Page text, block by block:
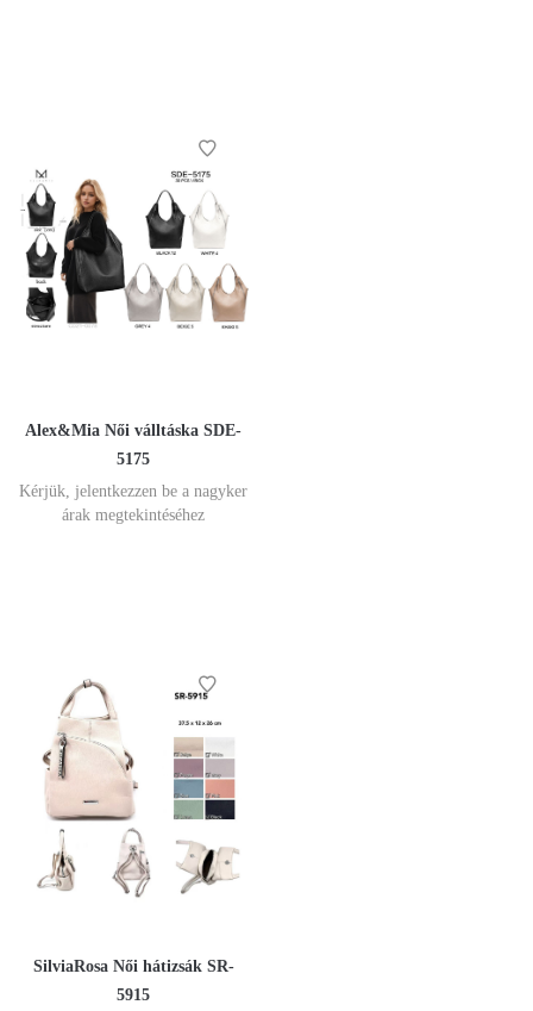
Alex&Mia Női válltáska SDE-
5175
Kérjük, jelentkezzen be a nagyker
árak megtekintéséhez
SilviaRosa Női hátizsák SR-
5915